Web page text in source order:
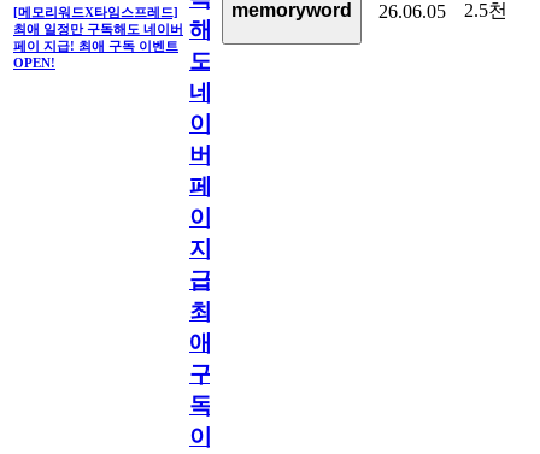
[메모리워드X타임스프레드]
최애 일정만 구독해도 네이버
페이 지급! 최애 구독 이벤트
OPEN!
해
도
네
이
버
페
이
지
급!
최
애
구
독
이
memoryword 26.06.05 2.5천